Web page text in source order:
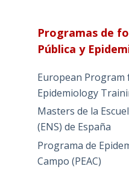
Programas de
Pública y
European
Epidemiology
Masters de la
(ENS) de España
Programa de
Campo (PEAC)